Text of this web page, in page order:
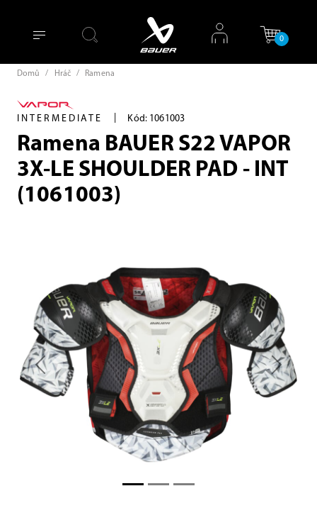
0
Domů / Hráč / Ramena
INTERMEDIATE Kód: 1061003
Ramena BAUER S22 VAPOR
3X-LE SHOULDER PAD - INT
(1061003)
Previous Next